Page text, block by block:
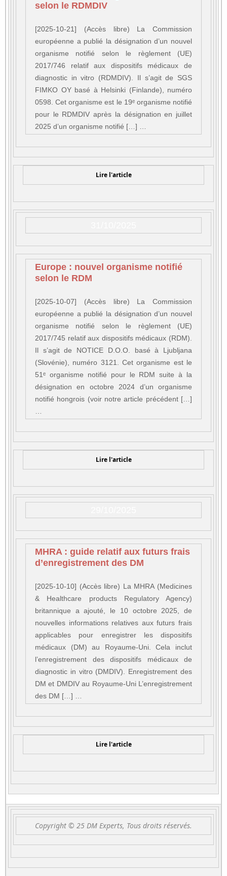
selon le RDMDIV
[2025-10-21] (Accès libre) La Commission
européenne a publié la désignation d’un nouvel
organisme notifié selon le règlement (UE)
2017/746 relatif aux dispositifs médicaux de
diagnostic in vitro (RDMDIV). Il s’agit de SGS
FIMKO OY basé à Helsinki (Finlande), numéro
0598. Cet organisme est le 19ᵉ organisme notifié
pour le RDMDIV après la désignation en juillet
2025 d’un organisme notifié […] …
Lire l'article
Europe : nouvel organisme notifié
selon le RDM
[2025-10-07] (Accès libre) La Commission
européenne a publié la désignation d’un nouvel
organisme notifié selon le règlement (UE)
2017/745 relatif aux dispositifs médicaux (RDM).
Il s’agit de NOTICE D.O.O. basé à Ljubljana
(Slovénie), numéro 3121. Cet organisme est le
51ᵉ organisme notifié pour le RDM suite à la
désignation en octobre 2024 d’un organisme
notifié hongrois (voir notre article précédent […]
Lire l'article
MHRA : guide relatif aux futurs frais
d’enregistrement des DM
[2025-10-10] (Accès libre) La MHRA (Medicines
& Healthcare products Regulatory Agency)
britannique a ajouté, le 10 octobre 2025, de
nouvelles informations relatives aux futurs frais
applicables pour enregistrer les dispositifs
médicaux (DM) au Royaume-Uni. Cela inclut
l’enregistrement des dispositifs médicaux de
diagnostic in vitro (DMDIV). Enregistrement des
DM et DMDIV au Royaume-Uni L’enregistrement
des DM […] …
Lire l'article
Copyright © 25 DM Experts, Tous droits réservés.